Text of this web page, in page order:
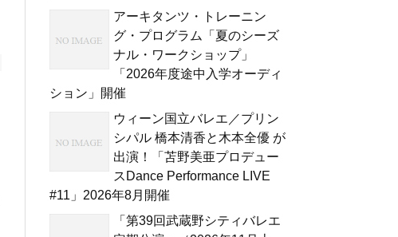
アーキタンツ・トレーニン
グ・プログラム「夏のシーズ
ナル・ワークショップ」
「2026年度途中入学オーディ
ション」開催
ウィーン国立バレエ／プリン
シパル 橋本清香と木本全優 が
出演！「苫野美亜プロデュー
スDance Performance LIVE
#11」2026年8月開催
「第39回武蔵野シティバレエ